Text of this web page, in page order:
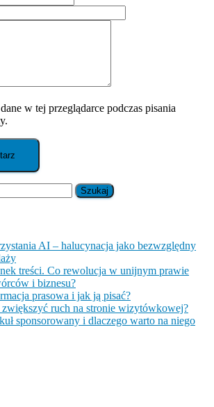
w tej przeglądarce podczas pisania
AI – halucynacja jako bezwzględny
treści. Co rewolucja w unijnym prawie
i biznesu?
prasowa i jak ją pisać?
zwiększyć ruch na stronie wizytówkowej?
sponsorowany i dlaczego warto na niego